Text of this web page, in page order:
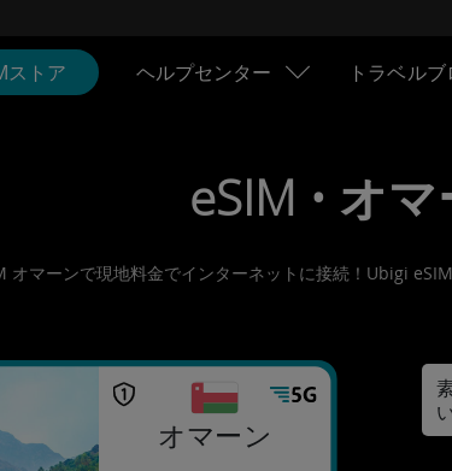
ストア ヘルプセンター トラベル
eSIM • オ
オマーンで現地料金でインターネットに接続！Ubigi
オマーン